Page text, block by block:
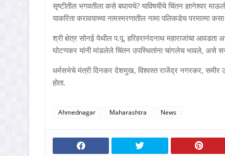
सृष्टीतील भगवतीला कसे बघायचे? याविषयीचे चिंतन ज्ञानेश्वर
याकरिता करावयाच्या नामस्मरणातील नामा पलिकडेच परमात्मा
श्री क्षेत्र सोनई येथील प.पू. हरिहरानंदनाथ महाराजांचा
घोटणकर यांनी मांडलेले चिंतन उपस्थितांना चांगलेच भावले, असे
धर्मसभेचे मंत्री दिनकर देशमुख, विश्वस्त राजेंद्र नगरकर, समीर
होता.
Ahmednagar Maharashtra News